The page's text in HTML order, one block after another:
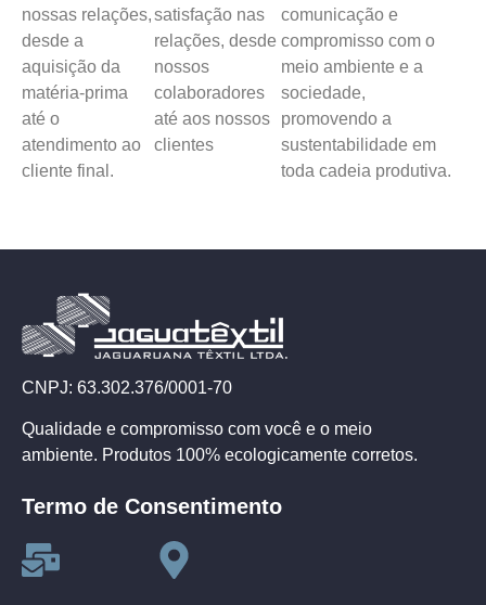
nossas relações,
desde a
aquisição da
matéria-prima
até o
atendimento ao
cliente final.
satisfação nas
relações, desde
nossos
colaboradores
até aos nossos
clientes
comunicação e
compromisso com o
meio ambiente e a
sociedade,
promovendo a
sustentabilidade em
toda cadeia produtiva.
CNPJ: 63.302.376/0001-70
Qualidade e compromisso com você e o meio
ambiente. Produtos 100% ecologicamente corretos.
Termo de Consentimento